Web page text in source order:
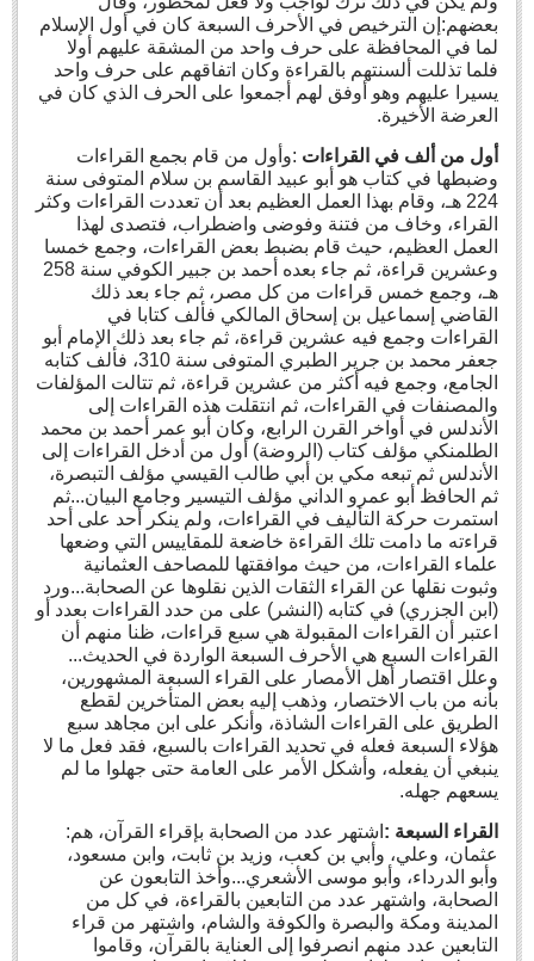
بعضهم:إن الترخيص في الأحرف السبعة كان في أول الإسلام
لما في المحافظة على حرف واحد من المشقة عليهم أولا
فلما تذللت ألسنتهم بالقراءة وكان اتفاقهم على حرف واحد
يسيرا عليهم وهو أوفق لهم أجمعوا على الحرف الذي كان في
العرضة الأخيرة.
أول من ألف في القراءات :وأول من قام بجمع القراءات
وضبطها في كتاب هو أبو عبيد القاسم بن سلام المتوفى سنة
224 هـ، وقام بهذا العمل العظيم بعد أن تعددت القراءات وكثر
القراء، وخاف من فتنة وفوضى واضطراب، فتصدى لهذا
العمل العظيم، حيث قام بضبط بعض القراءات، وجمع خمسا
وعشرين قراءة، ثم جاء بعده أحمد بن جبير الكوفي سنة 258
هـ، وجمع خمس قراءات من كل مصر، ثم جاء بعد ذلك
القاضي إسماعيل بن إسحاق المالكي فألف كتابا في
القراءات وجمع فيه عشرين قراءة، ثم جاء بعد ذلك الإمام أبو
جعفر محمد بن جرير الطبري المتوفى سنة 310، فألف كتابه
الجامع، وجمع فيه أكثر من عشرين قراءة، ثم تتالت المؤلفات
والمصنفات في القراءات، ثم انتقلت هذه القراءات إلى
الأندلس في أواخر القرن الرابع، وكان أبو عمر أحمد بن محمد
الطلمنكي مؤلف كتاب (الروضة) أول من أدخل القراءات إلى
الأندلس ثم تبعه مكي بن أبي طالب القيسي مؤلف التبصرة،
ثم الحافظ أبو عمرو الداني مؤلف التيسير وجامع البيان...ثم
استمرت حركة التأليف في القراءات، ولم ينكر أحد على أحد
قراءته ما دامت تلك القراءة خاضعة للمقاييس التي وضعها
علماء القراءات، من حيث موافقتها للمصاحف العثمانية
وثبوت نقلها عن القراء الثقات الذين نقلوها عن الصحابة...ورد
(ابن الجزري) في كتابه (النشر) على من حدد القراءات بعدد أو
اعتبر أن القراءات المقبولة هي سبع قراءات، ظنا منهم أن
القراءات السبع هي الأحرف السبعة الواردة في الحديث...
وعلل اقتصار أهل الأمصار على القراء السبعة المشهورين،
بأنه من باب الاختصار، وذهب إليه بعض المتأخرين لقطع
الطريق على القراءات الشاذة، وأنكر على ابن مجاهد سبع
هؤلاء السبعة فعله في تحديد القراءات بالسبع، فقد فعل ما لا
ينبغي أن يفعله، وأشكل الأمر على العامة حتى جهلوا ما لم
يسعهم جهله.
القراء السبعة : اشتهر عدد من الصحابة بإقراء القرآن، هم:
عثمان، وعلي، وأبي بن كعب، وزيد بن ثابت، وابن مسعود،
وأبو الدرداء، وأبو موسى الأشعري...وأخذ التابعون عن
الصحابة، واشتهر عدد من التابعين بالقراءة، في كل من
المدينة ومكة والبصرة والكوفة والشام، واشتهر من قراء
التابعين عدد منهم انصرفوا إلى العناية بالقرآن، وقاموا